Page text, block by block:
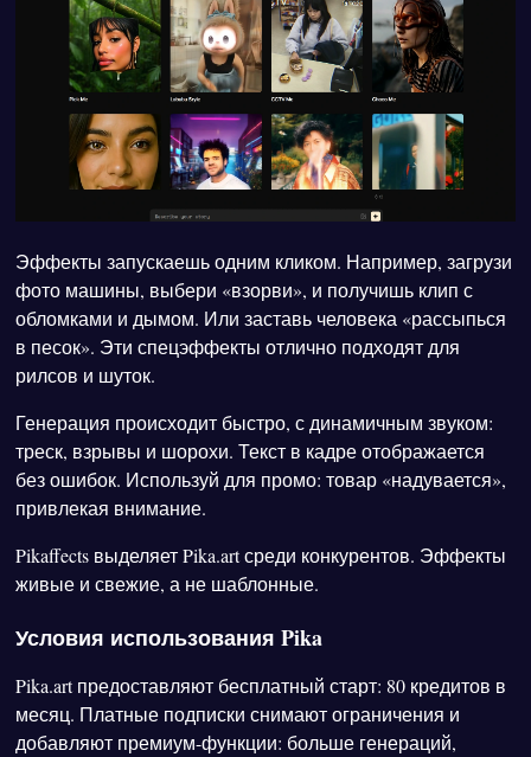
Эффекты запускаешь одним кликом. Например, загрузи
фото машины, выбери «взорви», и получишь клип с
обломками и дымом. Или заставь человека «рассыпься
в песок». Эти спецэффекты отлично подходят для
рилсов и шуток.
Генерация происходит быстро, с динамичным звуком:
треск, взрывы и шорохи. Текст в кадре отображается
без ошибок. Используй для промо: товар «надувается»,
привлекая внимание.
Pikaffects выделяет Pika.art среди конкурентов. Эффекты
живые и свежие, а не шаблонные.
Условия использования Pika
Pika.art предоставляют бесплатный старт: 80 кредитов в
месяц. Платные подписки снимают ограничения и
добавляют премиум-функции: больше генераций,